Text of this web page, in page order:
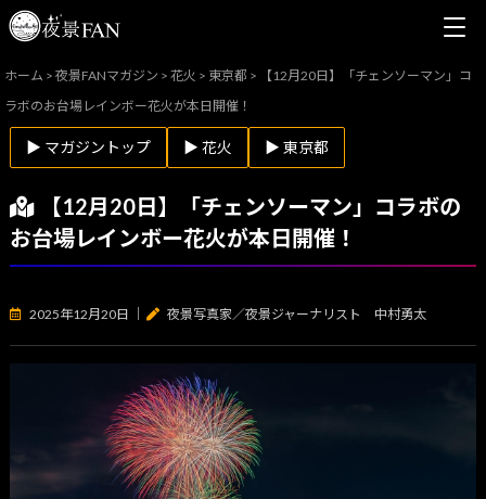
ホーム >夜景FANマガジン >花火 > 東京都 >
【12月20日】「チェンソーマン」コ
ラボのお台場レインボー花火が本日開催！
▶ マガジントップ ▶ 花火 ▶ 東京都
【12月20日】「チェンソーマン」コラボの
お台場レインボー花火が本日開催！
2025年12月20日 夜景写真家／夜景ジャーナリスト 中村勇太